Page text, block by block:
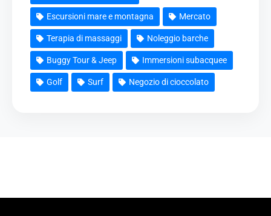
Escursioni mare e montagna Mercato
Terapia di massaggi Noleggio barche
Buggy Tour & Jeep Immersioni subacquee
Golf Surf Negozio di cioccolato